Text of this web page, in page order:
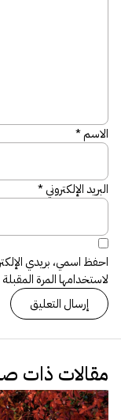
الاسم*
البريد الإلكتروني*
احفظ اسمي، بريدي
لاستخدامها المرة
مقالات ذات